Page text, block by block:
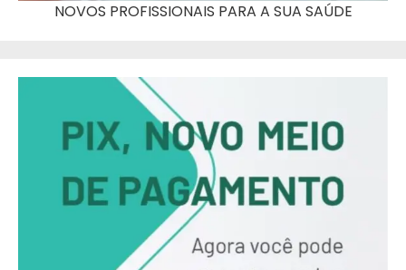
NOVOS PROFISSIONAIS PARA A SUA SAÚDE